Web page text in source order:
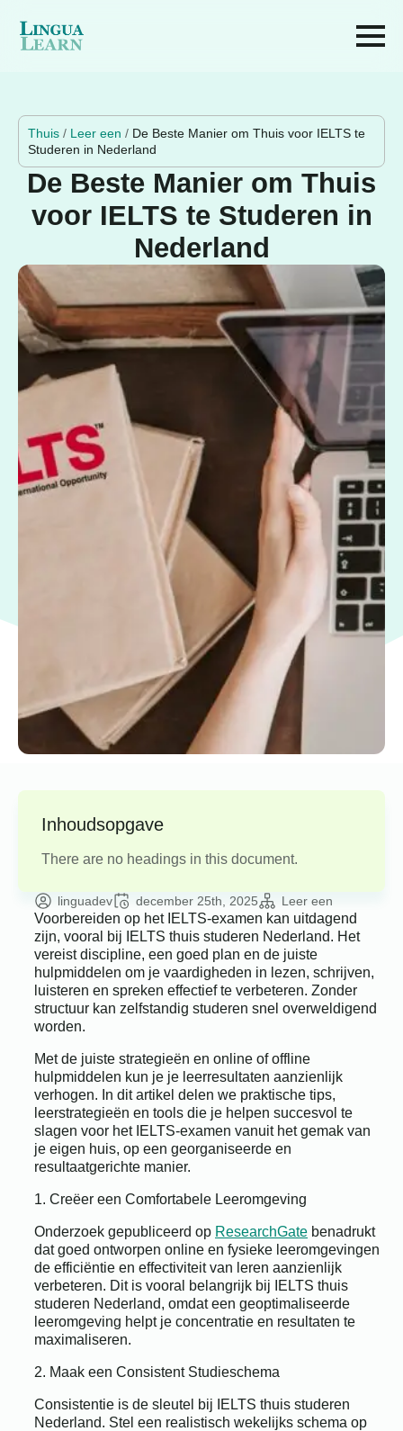
Thuis / Leer een / De Beste Manier om Thuis voor IELTS te
Studeren in Nederland
De Beste Manier om Thuis
voor IELTS te Studeren in
Nederland
Inhoudsopgave
There are no headings in this document.
linguadev december 25th, 2025 Leer een
Voorbereiden op het IELTS-examen kan uitdagend
zijn, vooral bij IELTS thuis studeren Nederland. Het
vereist discipline, een goed plan en de juiste
hulpmiddelen om je vaardigheden in lezen, schrijven,
luisteren en spreken effectief te verbeteren. Zonder
structuur kan zelfstandig studeren snel overweldigend
worden.
Met de juiste strategieën en online of offline
hulpmiddelen kun je je leerresultaten aanzienlijk
verhogen. In dit artikel delen we praktische tips,
leerstrategieën en tools die je helpen succesvol te
slagen voor het IELTS-examen vanuit het gemak van
je eigen huis, op een georganiseerde en
resultaatgerichte manier.
1. Creëer een Comfortabele Leeromgeving
Onderzoek gepubliceerd op ResearchGate benadrukt
dat goed ontworpen online en fysieke leeromgevingen
de efficiëntie en effectiviteit van leren aanzienlijk
verbeteren. Dit is vooral belangrijk bij IELTS thuis
studeren Nederland, omdat een geoptimaliseerde
leeromgeving helpt je concentratie en resultaten te
maximaliseren.
2. Maak een Consistent Studieschema
Consistentie is de sleutel bij IELTS thuis studeren
Nederland. Stel een realistisch wekelijks schema op